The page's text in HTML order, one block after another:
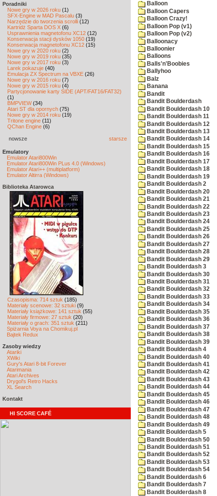
Poradniki
Nowe gry w 2026 roku (1)
SFX-Engine w MAD Pascalu (3)
Narzędzie do tworzenia scrolli (12)
Kartridż Sparta DOS X (6)
Usprawnienia magnetofonu XC12 (12)
Konserwacja stacji dysków 1050 (19)
Konserwacja magnetofonu XC12 (15)
Nowe gry w 2020 roku (2)
Nowe gry w 2019 roku (35)
Nowe gry w 2017 roku (3)
Larek pokazuje (40)
Emulacja ZX Spectrum na VBXE (26)
Nowe gry w 2016 roku (7)
Nowe gry w 2015 roku (4)
Partycjonowanie karty SIDE (APT/FAT16/FAT32)
(1)
BMPVIEW(34)
Atari ST dla opornych (75)
Nowe gry w 2014 roku (19)
Tritone engine (11)
QChan Engine (6)
nowsze starsze
Emulatory
Emulator Atari800Win
Emulator Atari800Win PLus 4.0 (Windows)
Emulator Atari++ (multiplatform)
Emulator Altirra (Windows)
Biblioteka Atarowca
Czasopisma: 714 sztuk (185)
Materiały scenowe: 32 sztuki (9)
Materiały książkowe: 141 sztuk (55)
Materiały firmowe: 27 sztuk (20)
Materiały o grach: 351 sztuk (211)
Spiżarnia Voya na Chomikuj.pl
Bajtek Redux
Zasoby wiedzy
Atariki
XWiki
Gury's Atari 8-bit Forever
Atarimania
Atari Archives
Drygol's Retro Hacks
XL Search
Kontakt
HI SCORE CAFÉ
Balloon
Balloon Capers
Balloon Crazy!
Balloon Pop (v1)
Balloon Pop (v2)
Balloonacy
Balloonier
Balloons
Balls'n'Boobies
Ballyhoo
Balz
Banana
Bandit
Bandit Boulderdash
Bandit Boulderdash 10
Bandit Boulderdash 11
Bandit Boulderdash 12
Bandit Boulderdash 13
Bandit Boulderdash 14
Bandit Boulderdash 15
Bandit Boulderdash 16
Bandit Boulderdash 17
Bandit Boulderdash 18
Bandit Boulderdash 19
Bandit Boulderdash 2
Bandit Boulderdash 20
Bandit Boulderdash 21
Bandit Boulderdash 22
Bandit Boulderdash 23
Bandit Boulderdash 24
Bandit Boulderdash 25
Bandit Boulderdash 26
Bandit Boulderdash 27
Bandit Boulderdash 28
Bandit Boulderdash 29
Bandit Boulderdash 3
Bandit Boulderdash 30
Bandit Boulderdash 31
Bandit Boulderdash 32
Bandit Boulderdash 33
Bandit Boulderdash 34
Bandit Boulderdash 35
Bandit Boulderdash 36
Bandit Boulderdash 37
Bandit Boulderdash 38
Bandit Boulderdash 39
Bandit Boulderdash 4
Bandit Boulderdash 40
Bandit Boulderdash 41
Bandit Boulderdash 42
Bandit Boulderdash 43
Bandit Boulderdash 44
Bandit Boulderdash 45
Bandit Boulderdash 46
Bandit Boulderdash 47
Bandit Boulderdash 48
Bandit Boulderdash 49
Bandit Boulderdash 5
Bandit Boulderdash 50
Bandit Boulderdash 51
Bandit Boulderdash 52
Bandit Boulderdash 53
Bandit Boulderdash 54
Bandit Boulderdash 6
Bandit Boulderdash 7
Bandit Boulderdash 8